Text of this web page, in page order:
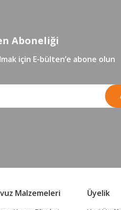
TL
Aboneliği
için E-bülten’e abone olun
Malzemeleri Üyelik